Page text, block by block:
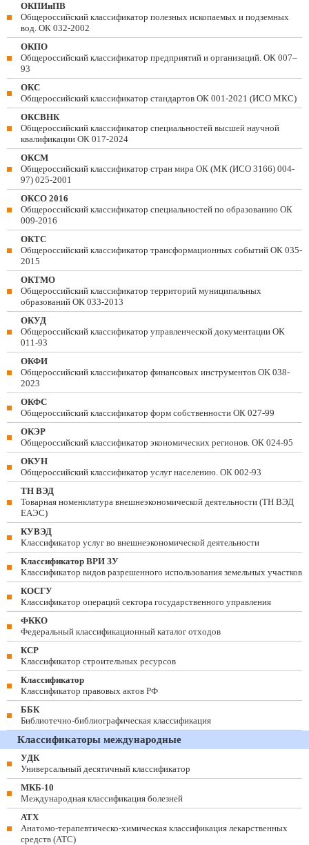
ОКПИиПВ
Общероссийский классификатор полезных ископаемых и подземных
вод. ОК 032-2002
ОКПО
Общероссийский классификатор предприятий и организаций. ОК 007–
93
ОКС
Общероссийский классификатор стандартов ОК 001-2021 (ИСО МКС)
ОКСВНК
Общероссийский классификатор специальностей высшей научной
квалификации ОК 017-2024
ОКСМ
Общероссийский классификатор стран мира ОК (МК (ИСО 3166) 004-
97) 025-2001
ОКСО 2016
Общероссийский классификатор специальностей по образованию ОК
009-2016
ОКТС
Общероссийский классификатор трансформационных событий ОК 035-
2015
ОКТМО
Общероссийский классификатор территорий муниципальных
образований ОК 033-2013
ОКУД
Общероссийский классификатор управленческой документации ОК
011-93
ОКФИ
Общероссийский классификатор финансовых инструментов OK 038-
2023
ОКФС
Общероссийский классификатор форм собственности ОК 027-99
ОКЭР
Общероссийский классификатор экономических регионов. ОК 024-95
ОКУН
Общероссийский классификатор услуг населению. ОК 002-93
ТН ВЭД
Товарная номенклатура внешнеэкономической деятельности (ТН ВЭД
ЕАЭС)
КУВЭД
Классификатор услуг во внешнеэкономической деятельности
Классификатор ВРИ ЗУ
Классификатор видов разрешенного использования земельных участков
КОСГУ
Классификатор операций сектора государственного управления
ФККО
Федеральный классификационный каталог отходов
КСР
Классификатор строительных ресурсов
Классификатор
Классификатор правовых актов РФ
ББК
Библиотечно-библиографическая классификация
Классификаторы международные
УДК
Универсальный десятичный классификатор
МКБ-10
Международная классификация болезней
АТХ
Анатомо-терапевтическо-химическая классификация лекарственных
средств (ATC)